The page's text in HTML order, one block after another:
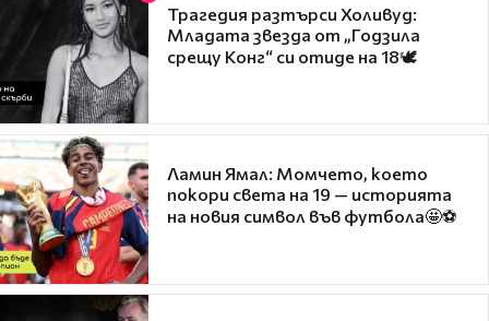
Трагедия разтърси Холивуд:
Младата звезда от „Годзила
срещу Конг“ си отиде на 18🕊️
Ламин Ямал: Момчето, което
покори света на 19 — историята
на новия символ във футбола🤩⚽